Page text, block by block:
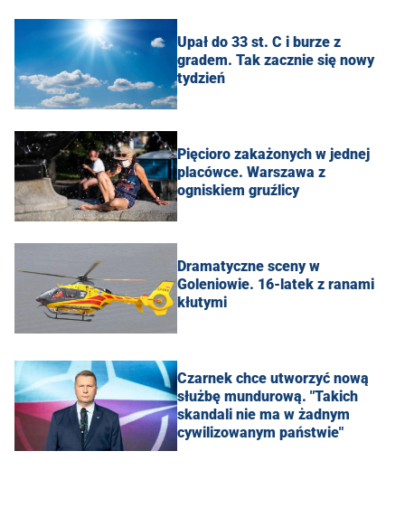
Upał do 33 st. C i burze z
gradem. Tak zacznie się nowy
tydzień
Pięcioro zakażonych w jednej
placówce. Warszawa z
ogniskiem gruźlicy
Dramatyczne sceny w
Goleniowie. 16-latek z ranami
kłutymi
Czarnek chce utworzyć nową
służbę mundurową. "Takich
skandali nie ma w żadnym
cywilizowanym państwie"